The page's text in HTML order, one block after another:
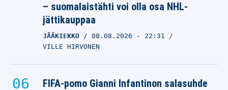
– suomalaistähti voi olla osa NHL-
jättikauppaa
JÄÄKIEKKO 08.08.2026 - 22:31
VILLE HIRVONEN
FIFA-pomo Gianni Infantinon salasuhde